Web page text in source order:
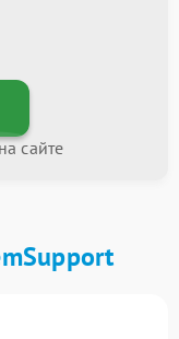
сайте